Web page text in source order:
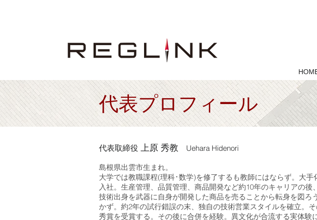
代表プロフィール
代表取締役 上原 秀教 Uehara Hidenori
島根県出雲市生まれ。
大学では教職課程(理科･数学)を修了するも教師にはならず。大手
入社。生産管理、品質管理、商品開発など約10年のキャリアの後
技術出身を武器に自身が開発した商品を売ることから転身を図ろ
かず。約2年の試行錯誤の末、独自の技術営業スタイルを確立。
秀賞を受賞する。その後に合併を経験。異文化が合流する実体験